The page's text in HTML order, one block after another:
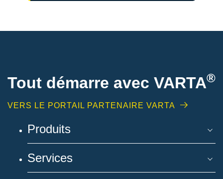
Tout démarre avec VARTA®
VERS LE PORTAIL PARTENAIRE VARTA
Produits
Services